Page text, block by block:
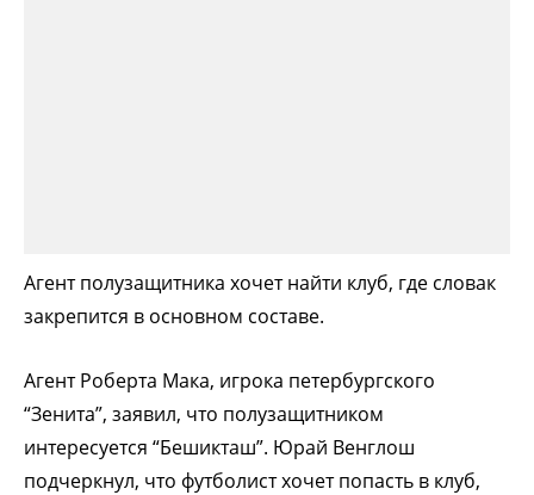
Агент полузащитника хочет найти клуб, где словак
закрепится в основном составе.
Агент Роберта Мака, игрока петербургского
“Зенита”, заявил, что полузащитником
интересуется “Бешикташ”. Юрай Венглош
подчеркнул, что футболист хочет попасть в клуб,